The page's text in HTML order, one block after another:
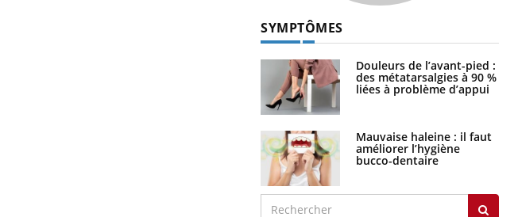
SYMPTÔMES
Douleurs de l’avant-pied :
des métatarsalgies à 90 %
liées à problème d’appui
Mauvaise haleine : il faut
améliorer l’hygiène
bucco-dentaire